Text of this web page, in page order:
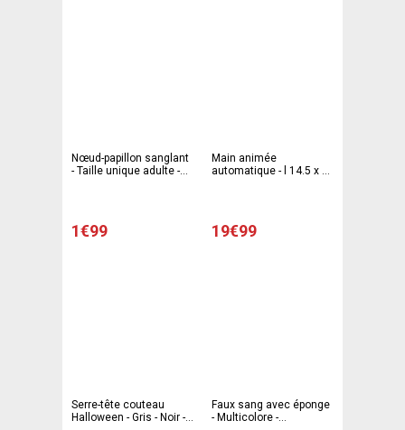
Nœud-papillon sanglant
- Taille unique adulte -
1€99
Main animée
automatique - l 14.5 x L
19€99
Serre-tête couteau
Halloween - Gris - Noir -
Faux sang avec éponge
- Multicolore -